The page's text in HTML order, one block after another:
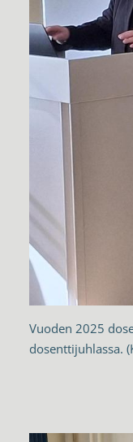
Vuoden 2025
dosenttijuhlassa.